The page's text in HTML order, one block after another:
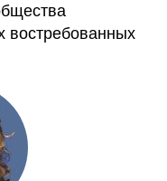
востребованных